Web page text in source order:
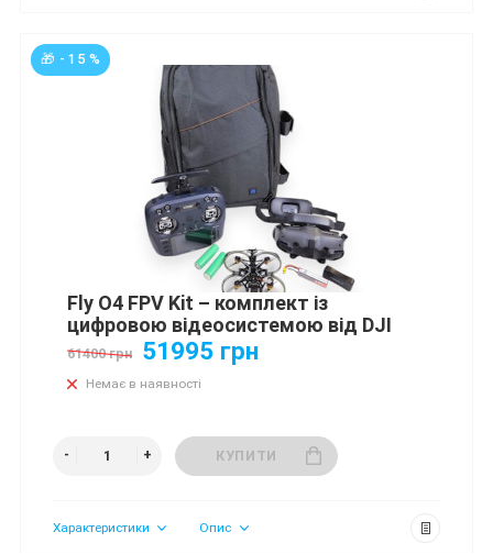
🎁 - 15 %
Fly О4 FPV Kit – комплект із
цифровою відеосистемою від DJI
61400 грн 51995 грн
Немає в наявності
КУПИТИ
Характеристики Опис